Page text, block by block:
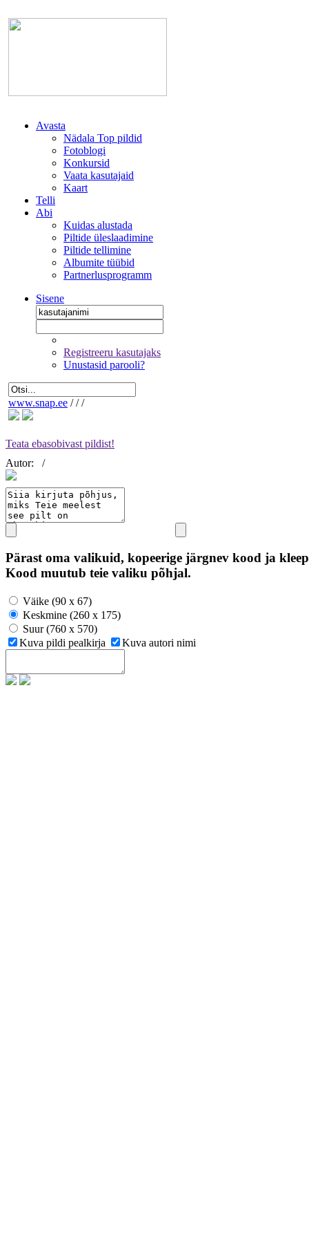
Avasta
Nädala Top pildid
Fotoblogi
Konkursid
Vaata kasutajaid
Kaart
Telli
Abi
Kuidas alustada
Piltide üleslaadimine
Piltide tellimine
Albumite tüübid
Partnerlusprogramm
Sisene
Registreeru kasutajaks
Unustasid parooli?
www.snap.ee / / /
Teata ebasobivast pildist!
Autor:
/
Pärast oma valikuid, kopeerige järgnev kood ja
Kood muutub teie valiku põhjal.
Väike (90 x 67)
Keskmine (260 x 175)
Suur (760 x 570)
Kuva pildi pealkirja
Kuva autori nimi